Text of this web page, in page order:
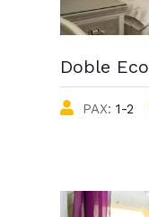
Doble
PAX: 1-2